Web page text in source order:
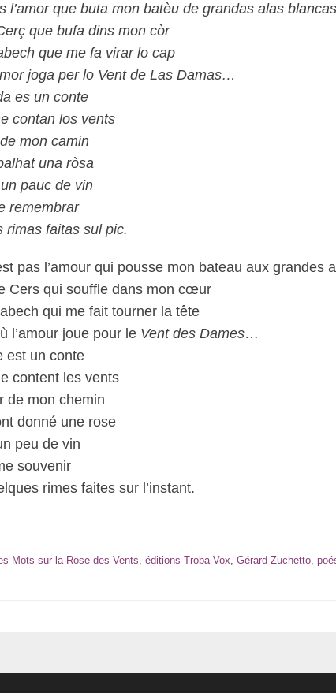
l’amor que buta mon batèu de grandas alas blancas
que bufa dins mon còr
que me fa virar lo cap
joga per lo Vent de Las Damas…
es un conte
contan los vents
mon camin
una ròsa
pauc de vin
remembrar
rimas faitas sul pic.
pas l’amour qui pousse mon bateau aux grandes
Cers qui souffle dans mon cœur
qui me fait tourner la tête
l’amour joue pour le Vent des Dames…
est un conte
content les vents
de mon chemin
donné une rose
peu de vin
souvenir
rimes faites sur l’instant.
Mots sur la Rose des Vents, éditions Troba Vox, Gérard Zuchetto,